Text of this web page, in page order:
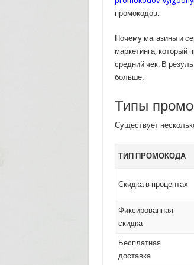
промокодов.
Почему магазины и
маркетинга, который
средний чек. В
больше.
Типы
Существует
ТИП ПРОМОКОДА
Скидка в процентах
Фиксированная
скидка
Бесплатная
доставка